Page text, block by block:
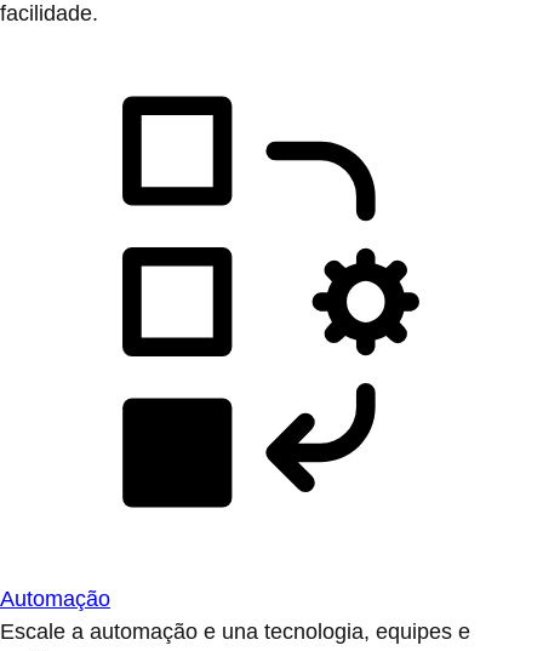
facilidade.
Automação
Escale a automação e una tecnologia, equipes e